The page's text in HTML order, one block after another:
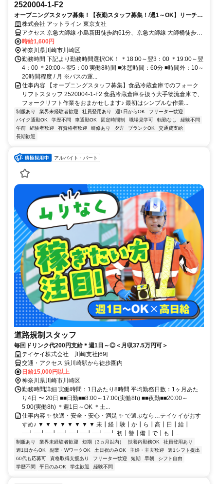
2520004-1-F2
オープニングスタッフ募集！【夜勤スタッフ募集！/週1～OK】リーチフ
ォーク経験を活かして月収31万円以上も可能♪ 防寒着完備で快適◎ 活気
ある職場です！
株式会社 アットライン 東京支社
アクセス 京急大師線 小島新田徒歩約61分、京急大師線 大師橋徒歩約
69分、京急大師線 東門前徒歩約71分 川崎駅からバス【福岡運輸東京
支店前】下車 徒歩5分 ※車・バイク通勤応相談※バスの運行時間終了
後は川崎駅まで無料送迎あり
時給1,600円
神奈川県川崎市川崎区
勤務時間 下記より勤務時間選択OK！ ＊18:00～翌3：00 ＊19:00～翌
4：00 ＊20:00～翌5：00 実働8時間 ■休憩時間：60分 ■時間外：10～
20時間程度 / 月 ※バスの運...
仕事内容 【オープニングスタッフ募集】食品冷蔵倉庫でのフォーク
リフトスタッフ 2520004-1-F2 食品冷蔵倉庫を扱う大手物流倉庫で、
フォークリフト作業をおまかせします♪ 最初はシンプルな作業...
制服あり 業界未経験者歓迎 社員登用あり 週1日からOK
フリーター歓迎
バイク通勤OK
学歴不問 車通勤OK 固定時間制 職場見学可 転勤なし
経験不問
午前
経験者歓迎 有資格者歓迎 研修あり 夕方 ブランクOK
交通費支給
長期歓迎
アルバイト・パート
道路規制スタッフ
毎回ドリンク代200円支給＊週1日～◎＜月収37.5万円可＞
テイケイ株式会社 川崎支社[69]
交通・アクセス 浜川崎駅から徒歩圏内
日給15,000円以上
神奈川県川崎市川崎区
勤務時間詳細 実働時間：1日あたり8時間 平均勤務日数：1ヶ月あた
り4日 〜 20日 ■■日勤■■8:00～17:00(実働8h) ■■夜勤■■20:00～
5:00(実働8h) ＊週1日～OK ＊土...
仕事内容 ✨ 快適・安全・安心・満足 ✨ で選ぶなら…テイケイがおす
すめ♪ ▼ ▼ ▼ ▼ ▼ ▼ ▼ ▼ 未┃経┃験┃か┃ら┃高┃日┃給┃
━┛━┛━┛━┛━┛━┛━┛━┛ 初┃警┃備┃で┃も┃...
制服あり 業界未経験者歓迎 短期（3ヵ月以内） 扶養内勤務OK
社員登用あり
週1日からOK
副業・WワークOK 土日祝のみOK 主婦・主夫歓迎
週1シフト提出
60代も応募可
資格取得支援あり フリーター歓迎 短期 早朝
シフト自由
学歴不問
平日のみOK 学生歓迎 経験不問